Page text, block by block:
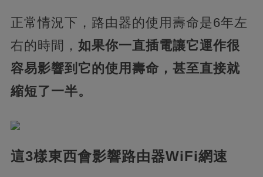
正常情況下，路由器的使用壽命是6年左
右的時間， 如果你一直插電讓它運作很
容易影響到它的使用壽命，甚至直接就
縮短了一半。
這3樣東西會影響路由器WiFi網速